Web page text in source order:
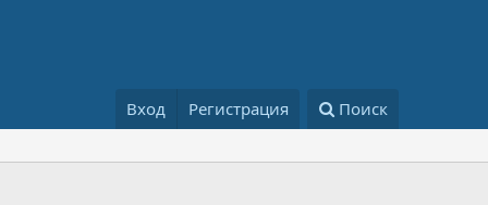
Вход Регистрация Поиск